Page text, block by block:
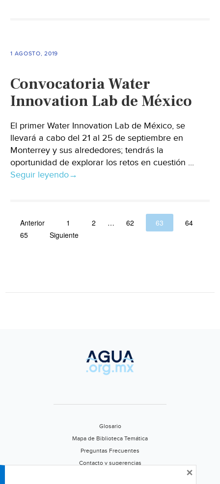
1 AGOSTO, 2019
Convocatoria Water
Innovation Lab de México
El primer Water Innovation Lab de México, se
llevará a cabo del 21 al 25 de septiembre en
Monterrey y sus alrededores; tendrás la
oportunidad de explorar los retos en cuestión ...
Seguir leyendo→
Anterior 1 2 … 62 63
64
65
Siguiente
Glosario
Mapa de Biblioteca Temática
Preguntas Frecuentes
Contacto y sugerencias
×